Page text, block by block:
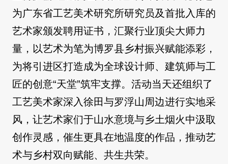
为广东省工艺美术研究所研究员及首批入库的
艺术家颁发聘用证书，汇聚行业顶尖大师力
量，以艺术为笔为博罗县乡村振兴赋能添彩，
为将引进区打造成为全球设计师、建筑师与工
匠的创意“天堂”筑牢支撑。活动当天还组织了
工艺美术家深入徐田与罗浮山周边进行实地采
风，让艺术家们于山水意境与乡土烟火中汲取
创作灵感，催生更具在地温度的作品，推动艺
术与乡村双向赋能、共生共荣。